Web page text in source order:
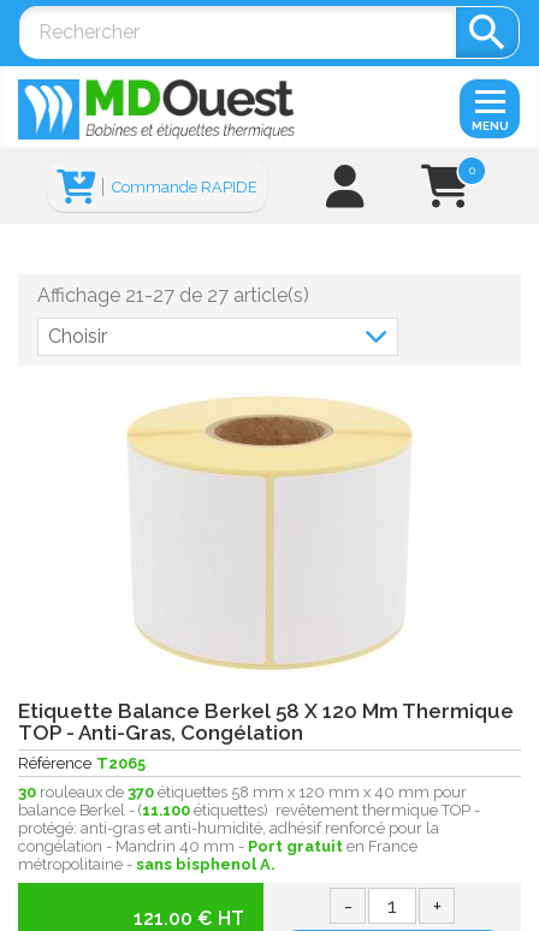

0
Commande RAPIDE
MENU
Choisir
Affichage 21-27 de 27 article(s)
Etiquette Balance Berkel 58 X 120 Mm Thermique
TOP - Anti-Gras, Congélation
Référence T2065
30 rouleaux de 370 étiquettes 58 mm x 120 mm x 40 mm pour
balance Berkel - (11.100 étiquettes) revêtement thermique TOP -
protégé: anti-gras et anti-humidité , adhésif renforcé pour la
congélation - Mandrin 40 mm - Port gratuit en France
métropolitaine - sans bisphenol A.
121.00 € HT - +